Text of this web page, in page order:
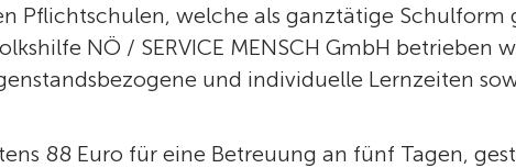
Pflichtschulen, welche als ganztätige
NÖ / SERVICE MENSCH GmbH betrieben
und individuelle Lernzeiten
88 Euro für eine Betreuung an fünf Tagen,